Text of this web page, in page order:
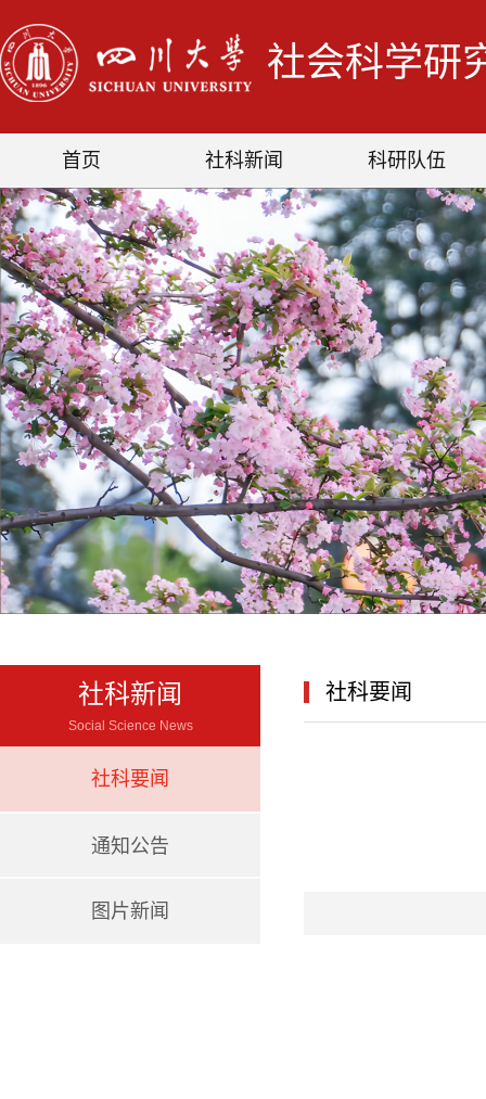
社会科学研
首页 社科新闻 科研队伍
社科新闻
Social Science News
社科要闻
通知公告
图片新闻
社科要闻